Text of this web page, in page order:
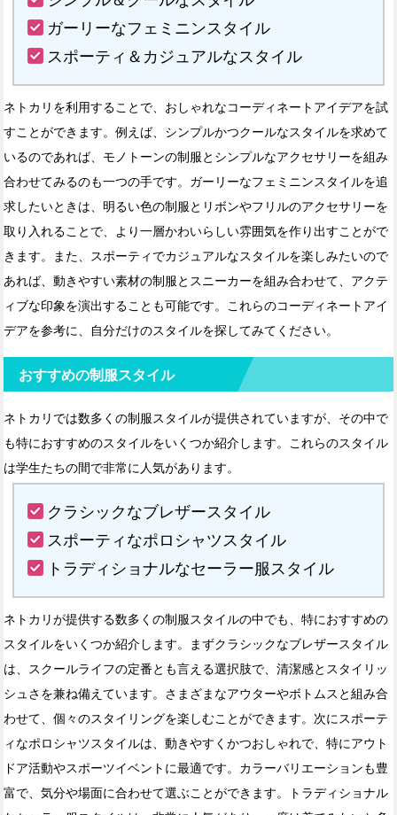
ガーリーなフェミニンスタイル
スポーティ＆カジュアルなスタイル
ネトカリを利用することで、おしゃれなコーディネートアイデアを試
すことができます。例えば、シンプルかつクールなスタイルを求めて
いるのであれば、モノトーンの制服とシンプルなアクセサリーを組み
合わせてみるのも一つの手です。ガーリーなフェミニンスタイルを追
求したいときは、明るい色の制服とリボンやフリルのアクセサリーを
取り入れることで、より一層かわいらしい雰囲気を作り出すことがで
きます。また、スポーティでカジュアルなスタイルを楽しみたいので
あれば、動きやすい素材の制服とスニーカーを組み合わせて、アクテ
ィブな印象を演出することも可能です。これらのコーディネートアイ
デアを参考に、自分だけのスタイルを探してみてください。
おすすめの制服スタイル
ネトカリでは数多くの制服スタイルが提供されていますが、その中で
も特におすすめのスタイルをいくつか紹介します。これらのスタイル
は学生たちの間で非常に人気があります。
クラシックなブレザースタイル
スポーティなポロシャツスタイル
トラディショナルなセーラー服スタイル
ネトカリが提供する数多くの制服スタイルの中でも、特におすすめの
スタイルをいくつか紹介します。まずクラシックなブレザースタイル
は、スクールライフの定番とも言える選択肢で、清潔感とスタイリッ
シュさを兼ね備えています。さまざまなアウターやボトムスと組み合
わせて、個々のスタイリングを楽しむことができます。次にスポーテ
ィなポロシャツスタイルは、動きやすくかつおしゃれで、特にアウト
ドア活動やスポーツイベントに最適です。カラーバリエーションも豊
富で、気分や場面に合わせて選ぶことができます。トラディショナル